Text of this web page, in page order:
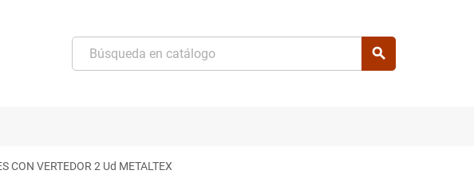
search
CON VERTEDOR 2 Ud METALTEX